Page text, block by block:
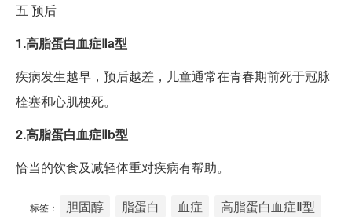
五 预后
1.高脂蛋白血症Ⅱa型
疾病发生越早，预后越差，儿童通常在青春期前死于冠脉
栓塞和心肌梗死。
2.高脂蛋白血症Ⅱb型
恰当的饮食及减轻体重对疾病有帮助。
标签： 胆固醇 脂蛋白 血症 高脂蛋白血症Ⅱ型